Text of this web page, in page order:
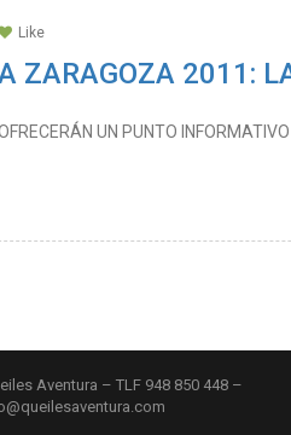
Like
ZARAGOZA 2011:
UN PUNTO
Aventura – TLF 948 850 448 –